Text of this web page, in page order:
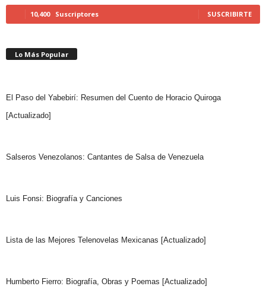
10,400 Suscriptores SUSCRIBIRTE
Lo Más Popular
El Paso del Yabebirí: Resumen del Cuento de Horacio Quiroga
[Actualizado]
Salseros Venezolanos: Cantantes de Salsa de Venezuela
Luis Fonsi: Biografía y Canciones
Lista de las Mejores Telenovelas Mexicanas [Actualizado]
Humberto Fierro: Biografía, Obras y Poemas [Actualizado]